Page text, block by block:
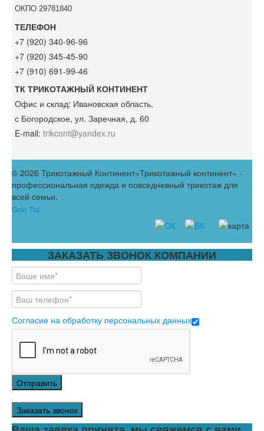
ОКПО 29781840
ТЕЛЕФОН
+7 (920) 340-96-96
+7 (920) 345-45-90
+7 (910) 691-99-46
ТК ТРИКОТАЖНЫЙ КОНТИНЕНТ
Офис и склад: Ивановская область,
с Богородское, ул. Заречная, д. 60
E-mail: trikcont@yandex.ru
© 2026 Трикотажный Континент«Трикотажный континент» -
профессиональная одежда и повседневный трикотаж для
всей семьи.
Goto Top
ЗАКАЗАТЬ ЗВОНОК КОМПАНИИ
Согласие на обработку персональных данных
Отправить
Заказать звонок